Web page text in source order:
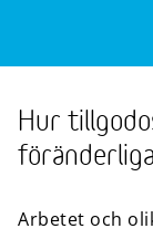
Hur
Arbetet och